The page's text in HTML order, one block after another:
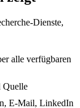
Dienste,
alle verfügbaren
Quelle
E-Mail, LinkedIn